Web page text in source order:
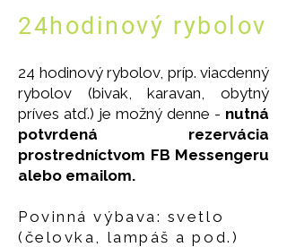
24hodinový rybolov
24 hodinový rybolov, príp. viacdenný
rybolov (bivak, karavan, obytný
príves atď.) je možný denne - nutná
potvrdená rezervácia
prostredníctvom FB Messengeru
alebo emailom.
Povinná výbava: svetlo
(čelovka, lampáš a pod.)